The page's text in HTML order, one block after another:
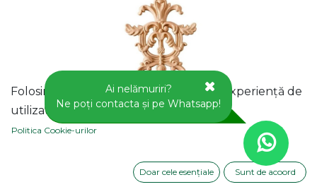
Folosim cookie-uri pentru a vă oferi o experiență de
utilizator mai bună pe acest site web.
Politica Cookie-urilor
Doar cele esențiale Sunt de acoord
Ai nelămuriri?
Ne poți contacta și pe Whatsapp!